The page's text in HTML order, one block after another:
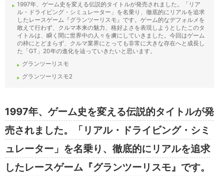
1997年、ゲーム史を変える伝説的タイトルが発売されました。「リア
ル・ドライビング・シミュレーター」を名乗り、徹底的にリアルを追求
したレースゲーム『グランツーリスモ』です。ゲーム的なデフォルメを
敢えて行わず、クルマ本来の魅力、格好よさを表現しようとしたこのタ
イトルは、瞬く間に世界中の人々を虜にしていきました。今回はゲーム
の枠にとどまらず、クルマ業界にとっても非常に大きな存在へと成長し
た「GT」20年の進化を辿っていきたいと思います。
グランツーリスモ
グランツーリスモ2
1997年、ゲーム史を変える伝説的タイトルが発
売されました。「リアル・ドライビング・シミ
ュレーター」を名乗り、徹底的にリアルを追求
したレースゲーム『グランツーリスモ』です。